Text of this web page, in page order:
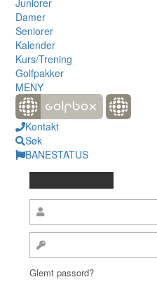
Juniorer
Damer
Seniorer
Kalender
Kurs/Trening
Golfpakker
MENY
Kontakt
Søk
BANESTATUS
Glemt passord?